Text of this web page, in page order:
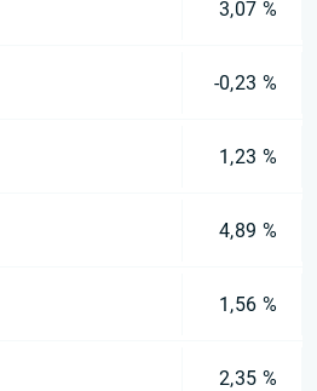
3,07 %
-0,23 %
1,23 %
4,89 %
1,56 %
2,35 %